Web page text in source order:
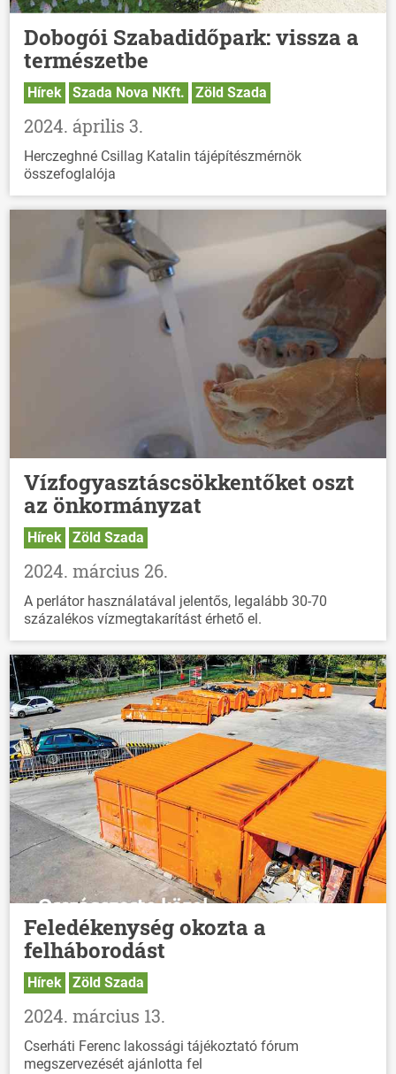
Dobogói Szabadidőpark: vissza a
természetbe
Hírek Szada Nova NKft. Zöld Szada
2024. április 3.
Herczeghné Csillag Katalin tájépítészmérnök
összefoglalója
Vízfogyasztáscsökkentőket oszt
az önkormányzat
Hírek Zöld Szada
2024. március 26.
A perlátor használatával jelentős, legalább 30-70
százalékos vízmegtakarítást érhető el.
Feledékenység okozta a
felháborodást
Hírek Zöld Szada
2024. március 13.
Cserháti Ferenc lakossági tájékoztató fórum
megszervezését ajánlotta fel